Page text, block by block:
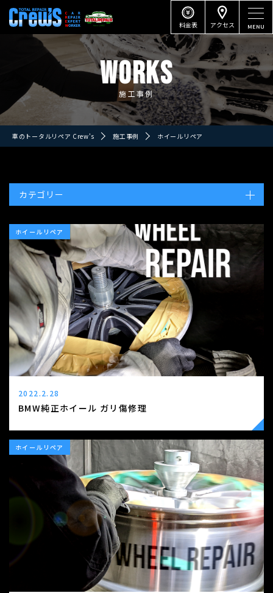
料金表 アクセス
WORKS
施工事例
車のトータルリペア Crew's 施工事例 ホイールリペア
カテゴリー
ホイールリペア
2022.2.28
BMW純正ホイール ガリ傷修理
ホイールリペア